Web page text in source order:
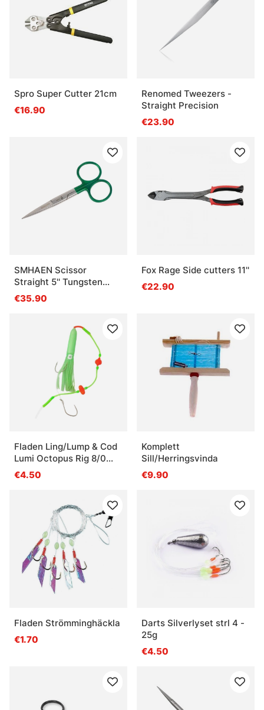
Spro Super Cutter 21cm
€16.90
Renomed Tweezers -
Straight Precision
€23.90
SMHAEN Scissor
Straight 5'' Tungsten
Carbide Heavy Green
€35.90
Fox Rage Side cutters 11''
€22.90
Fladen Ling/Lump & Cod
Lumi Octopus Rig 8/0
0.80mm
€4.50
Komplett
Sill/Herringsvinda
€9.90
Fladen Strömminghäckla
€1.70
Darts Silverlyset strl 4 -
25g
€4.50